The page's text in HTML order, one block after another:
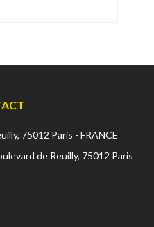
75012 Paris - FRANCE
de Reuilly, 75012 Paris